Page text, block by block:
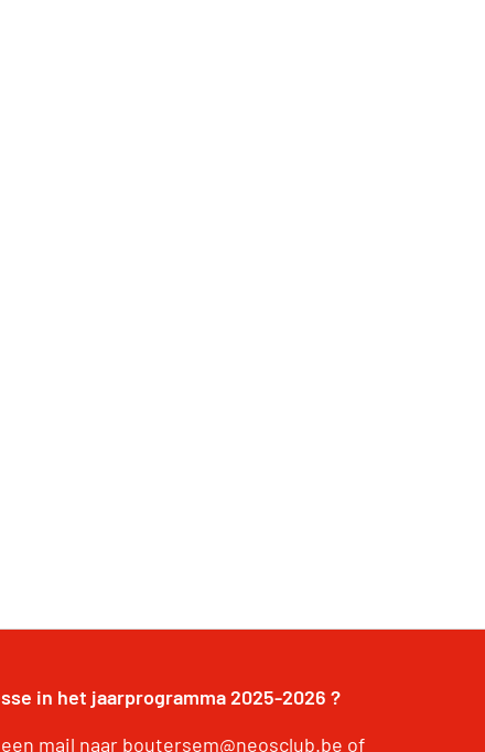
in het jaarprogramma 2025-2026 ?
mail naar boutersem@neosclub.be of